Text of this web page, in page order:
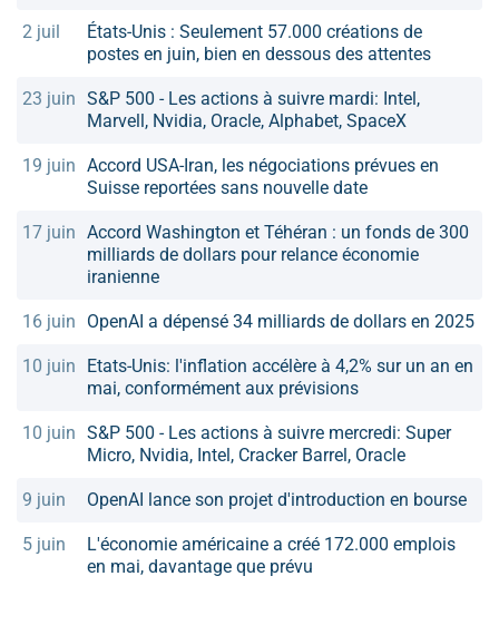
2 juil
États-Unis : Seulement 57.000 créations de
postes en juin, bien en dessous des attentes
23 juin S&P 500 - Les actions à suivre mardi: Intel,
Marvell, Nvidia, Oracle, Alphabet, SpaceX
19 juin Accord USA-Iran, les négociations prévues en
Suisse reportées sans nouvelle date
17 juin Accord Washington et Téhéran : un fonds de 300
milliards de dollars pour relance économie
iranienne
16 juin OpenAI a dépensé 34 milliards de dollars en 2025
10 juin
Etats-Unis: l'inflation accélère à 4,2% sur un an en
mai, conformément aux prévisions
10 juin S&P 500 - Les actions à suivre mercredi: Super
Micro, Nvidia, Intel, Cracker Barrel, Oracle
9 juin OpenAI lance son projet d'introduction en bourse
5 juin
L'économie américaine a créé 172.000 emplois
en mai, davantage que prévu